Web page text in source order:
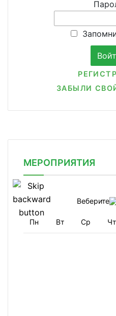
ЗАБЫЛИ
МЕРОПРИЯТИЯ
Веберите
Пн Вт Ср Чт